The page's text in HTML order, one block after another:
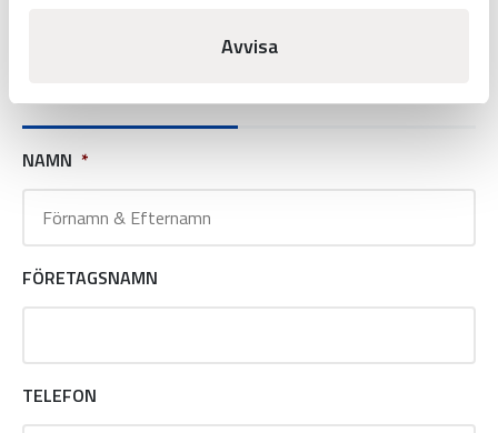
Avvisa
NAMN *
FÖRETAGSNAMN
TELEFON